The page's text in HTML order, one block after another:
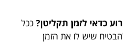
כדאי לזמן תקליטן? ככל
שיש לו את הזמן